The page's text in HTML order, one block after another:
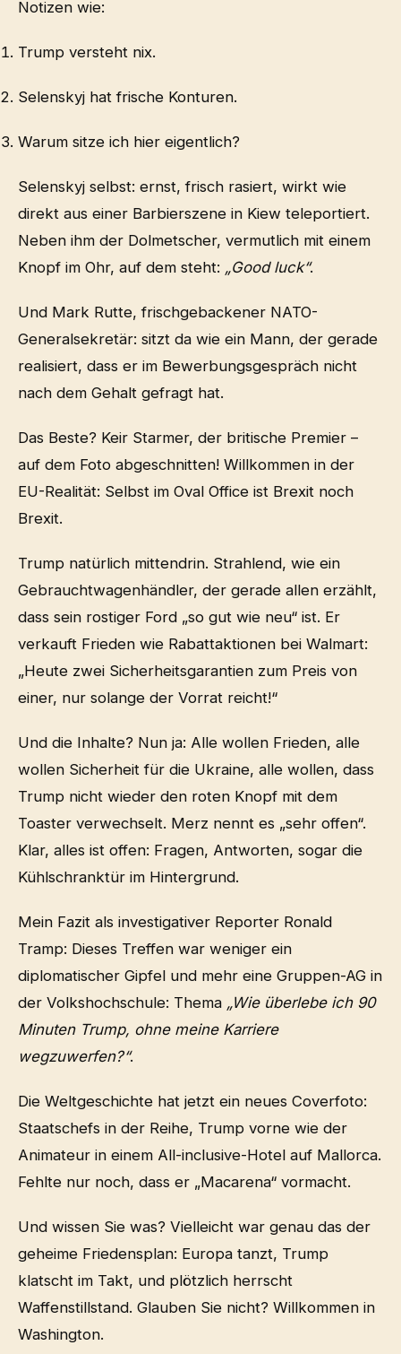
Notizen wie:
Trump versteht nix.
Selenskyj hat frische Konturen.
Warum sitze ich hier eigentlich?
Selenskyj selbst: ernst, frisch rasiert, wirkt wie
direkt aus einer Barbierszene in Kiew teleportiert.
Neben ihm der Dolmetscher, vermutlich mit einem
Knopf im Ohr, auf dem steht: „Good luck“.
Und Mark Rutte, frischgebackener NATO-
Generalsekretär: sitzt da wie ein Mann, der gerade
realisiert, dass er im Bewerbungsgespräch nicht
nach dem Gehalt gefragt hat.
Das Beste? Keir Starmer, der britische Premier –
auf dem Foto abgeschnitten! Willkommen in der
EU-Realität: Selbst im Oval Office ist Brexit noch
Brexit.
Trump natürlich mittendrin. Strahlend, wie ein
Gebrauchtwagenhändler, der gerade allen erzählt,
dass sein rostiger Ford „so gut wie neu“ ist. Er
verkauft Frieden wie Rabattaktionen bei Walmart:
„Heute zwei Sicherheitsgarantien zum Preis von
einer, nur solange der Vorrat reicht!“
Und die Inhalte? Nun ja: Alle wollen Frieden, alle
wollen Sicherheit für die Ukraine, alle wollen, dass
Trump nicht wieder den roten Knopf mit dem
Toaster verwechselt. Merz nennt es „sehr offen“.
Klar, alles ist offen: Fragen, Antworten, sogar die
Kühlschranktür im Hintergrund.
Mein Fazit als investigativer Reporter Ronald
Tramp: Dieses Treffen war weniger ein
diplomatischer Gipfel und mehr eine Gruppen-AG in
der Volkshochschule: Thema „Wie überlebe ich 90
Minuten Trump, ohne meine Karriere
wegzuwerfen?“.
Die Weltgeschichte hat jetzt ein neues Coverfoto:
Staatschefs in der Reihe, Trump vorne wie der
Animateur in einem All-inclusive-Hotel auf Mallorca.
Fehlte nur noch, dass er „Macarena“ vormacht.
Und wissen Sie was? Vielleicht war genau das der
geheime Friedensplan: Europa tanzt, Trump
klatscht im Takt, und plötzlich herrscht
Waffenstillstand. Glauben Sie nicht? Willkommen in
Washington.